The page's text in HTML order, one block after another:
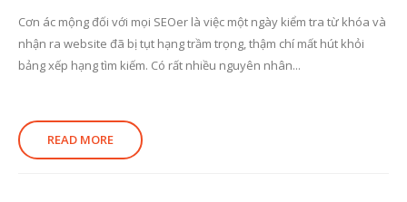
Cơn ác mộng đối với mọi SEOer là việc một ngày kiểm tra từ khóa và
nhận ra website đã bị tụt hạng trầm trọng, thậm chí mất hút khỏi
bảng xếp hạng tìm kiếm. Có rất nhiều nguyên nhân...
READ MORE